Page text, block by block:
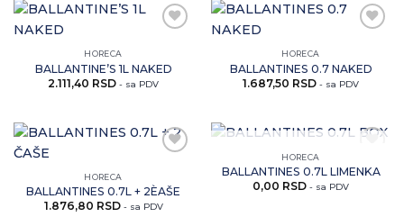
artikal
HORECA
BALLANTINE’S 1L NAKED
2.111,40 RSD - sa PDV
artikal
HORECA
BALLANTINES 0.7 NAKED
1.687,50 RSD - sa PDV
artikal
HORECA
BALLANTINES 0.7L + 2ÈAŠE
1.876,80 RSD - sa PDV
ovaj
artikal
NEMA NA ZALIHAMA
HORECA
BALLANTINES 0.7L LIMENKA
0,00 RSD - sa PDV